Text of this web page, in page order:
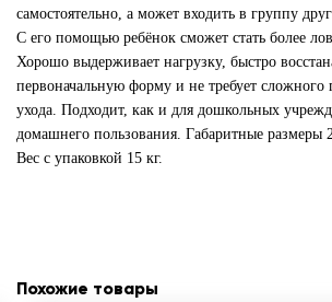
самостоятельно, а может входить в группу
С его помощью ребёнок сможет стать более
Хорошо выдерживает нагрузку, быстро
первоначальную форму и не требует сложного
ухода. Подходит, как и для дошкольных
домашнего пользования. Габаритные размеры
Вес с упаковкой 15 кг.
Похожие товары